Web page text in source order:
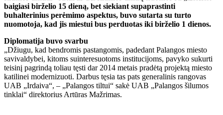
baigiasi birželio 15 dieną, bet siekiant supaprastinti
buhalterinius perėmimo aspektus, buvo sutarta su turto
nuomotoja, kad jis miestui bus perduotas iki birželio 1 dienos.
Diplomatija buvo svarbu
„Džiugu, kad bendromis pastangomis, padedant Palangos miesto
savivaldybei, kitoms suinteresuotoms institucijoms, pavyko sukurti
teisinį pagrindą toliau tęsti dar 2014 metais pradėtą projektą miesto
katilinei modernizuoti. Darbus tęsia tas pats generalinis rangovas
UAB „Irdaiva“, – „Palangos tiltui“ sakė UAB „Palangos šilumos
tinklai“ direktorius Artūras Mažrimas.